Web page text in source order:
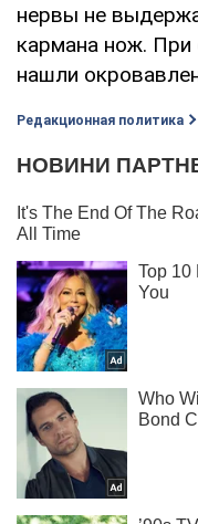
нервы не
кармана нож.
нашли
Редакционная политика